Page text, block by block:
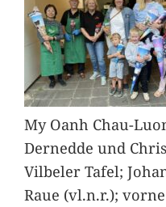
My Oanh Chau-
Dernedde und
Vilbeler Tafel;
Raue (vl.n.r.);